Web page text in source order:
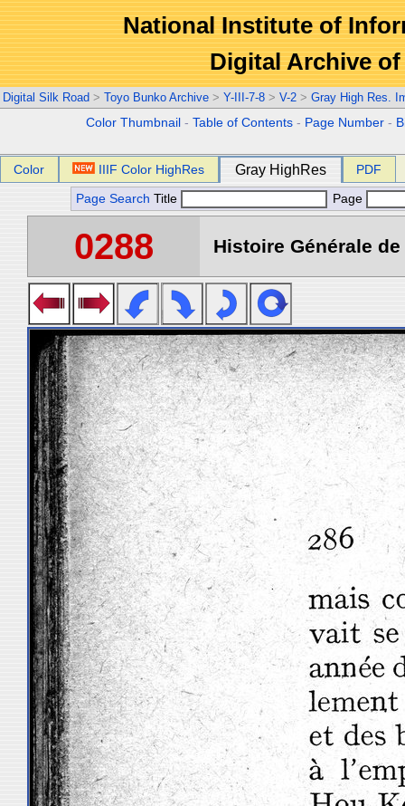
National Institute of
Digital Archive
Digital Silk Road > Toyo Bunko Archive > Y-III-7-8 > V-2 > Gray High Res.
Color Thumbnail -Table of Contents - Page Number -
Color IIIF Color HighRes Gray HighRes PDF
Page Search Title Page
0288 Histoire Générale